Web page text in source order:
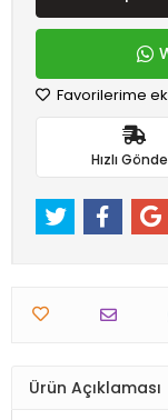
Favorilerime
Hızlı
Ürün Açıklaması